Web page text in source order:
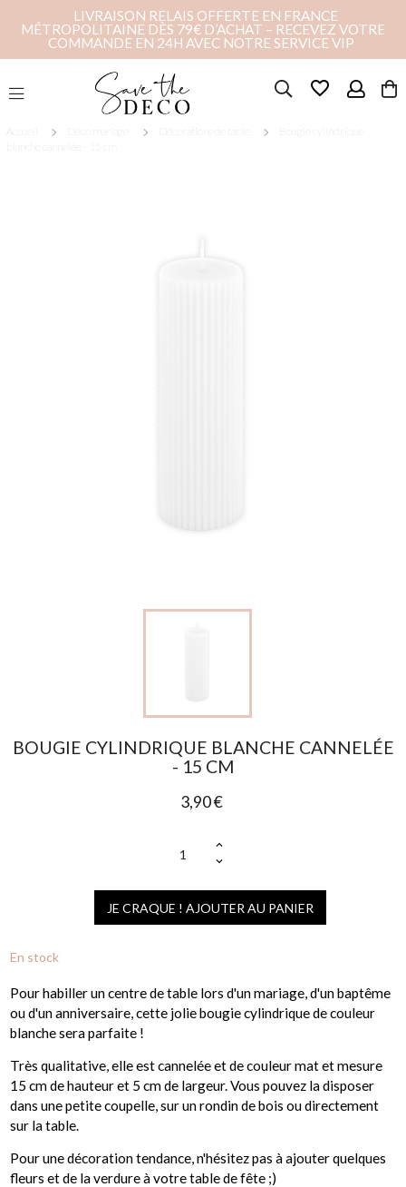
LIVRAISON RELAIS OFFERTE EN FRANCE
MÉTROPOLITAINE DÈS 79€ D’ACHAT – RECEVEZ VOTRE
COMMANDE EN 24H AVEC NOTRE SERVICE VIP
favorite_border
Accueil Déco mariage Décorations de table
Bougie cylindrique
BOUGIE CYLINDRIQUE BLANCHE CANNELÉE
- 15 CM
3,90 €
JE CRAQUE ! AJOUTER AU PANIER
En stock
Pour habiller un centre de table lors d'un mariage, d'un baptême
ou d'un anniversaire, cette jolie bougie cylindrique de couleur
blanche sera parfaite !
Très qualitative, elle est cannelée et de couleur mat et mesure
15 cm de hauteur et 5 cm de largeur. Vous pouvez la disposer
dans une petite coupelle, sur un rondin de bois ou directement
sur la table.
Pour une décoration tendance, n'hésitez pas à ajouter quelques
fleurs et de la verdure à votre table de fête ;)